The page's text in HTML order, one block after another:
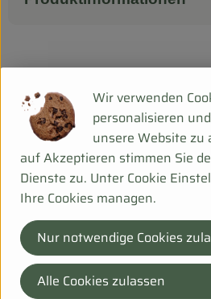
Hersteller: Rosenhof
Deutschland
zur Webseite
Rosenhof Gärtnerei
Rosenhof Naturkost GbR
Wir verwenden
personalisieren
unsere Website
auf Akzeptieren stimmen Sie
Dienste zu. Unter Cookie
Ihre Cookies managen.
Nur notwendige Cookies
Alle Cookies zulassen